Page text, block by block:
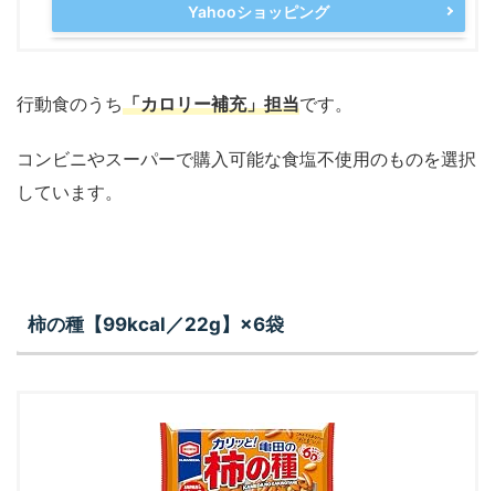
Yahooショッピング
行動食のうち「カロリー補充」担当です。
コンビニやスーパーで購入可能な食塩不使用のものを選択
しています。
柿の種【99kcal／22g】×6袋